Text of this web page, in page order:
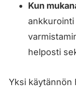
Kun
helposti
Yksi käytännön